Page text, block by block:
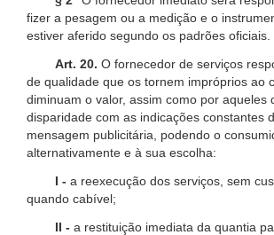
fizer a pesagem ou a medição e o
estiver aferido segundo os padrões oficiais.
Art. 20. O fornecedor de serviços
de qualidade que os tornem impróprios ao
diminuam o valor, assim como por aqueles
disparidade com as indicações constantes
mensagem publicitária, podendo o
alternativamente e à sua escolha:
I - a reexecução dos serviços, sem
quando cabível;
II - a restituição imediata da quantia